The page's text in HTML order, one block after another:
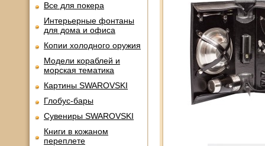
Все для покера
Интерьерные фонтаны
для дома и офиса
Копии холодного оружия
Модели кораблей и
морская тематика
Картины SWAROVSKI
Глобус-бары
Сувениры SWAROVSKI
Книги в кожаном
переплете